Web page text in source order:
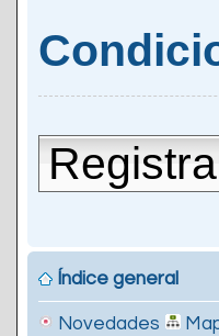
Índice general
Novedades